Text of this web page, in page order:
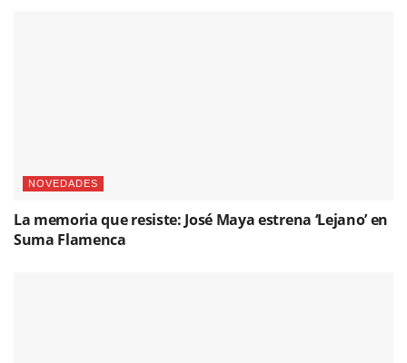
NOVEDADES
La memoria que resiste: José Maya estrena ‘Lejano’ en
Suma Flamenca